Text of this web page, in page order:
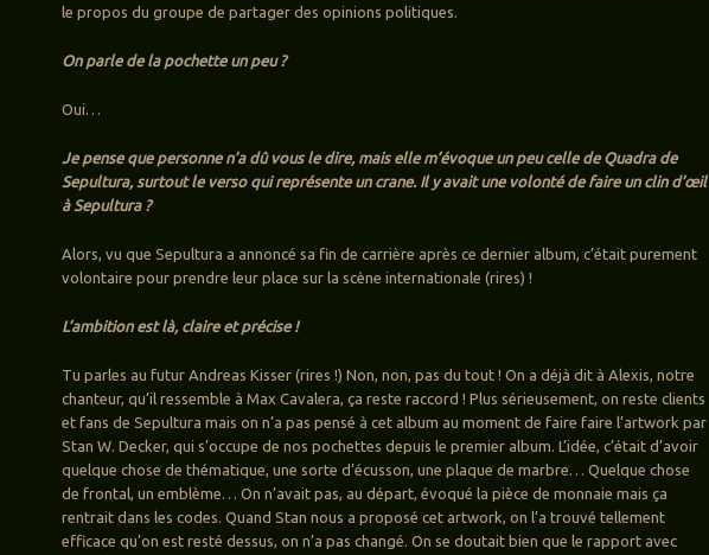
le propos du groupe de partager des opinions politiques.
On parle de la pochette un peu ?
Oui…
Je pense que personne n’a dû vous le dire, mais elle m’évoque un peu celle de Quadra de
Sepultura, surtout le verso qui représente un crane. Il y avait une volonté de faire un clin d’œil
à Sepultura ?
Alors, vu que Sepultura a annoncé sa fin de carrière après ce dernier album, c’était purement
volontaire pour prendre leur place sur la scène internationale (rires) !
L’ambition est là, claire et précise !
Tu parles au futur Andreas Kisser (rires !) Non, non, pas du tout ! On a déjà dit à Alexis, notre
chanteur, qu’il ressemble à Max Cavalera, ça reste raccord ! Plus sérieusement, on reste clients
et fans de Sepultura mais on n’a pas pensé à cet album au moment de faire faire l’artwork par
Stan W. Decker, qui s’occupe de nos pochettes depuis le premier album. L’idée, c’était d’avoir
quelque chose de thématique, une sorte d’écusson, une plaque de marbre… Quelque chose
de frontal, un emblème… On n’avait pas, au départ, évoqué la pièce de monnaie mais ça
rentrait dans les codes. Quand Stan nous a proposé cet artwork, on l’a trouvé tellement
efficace qu’on est resté dessus, on n’a pas changé. On se doutait bien que le rapport avec